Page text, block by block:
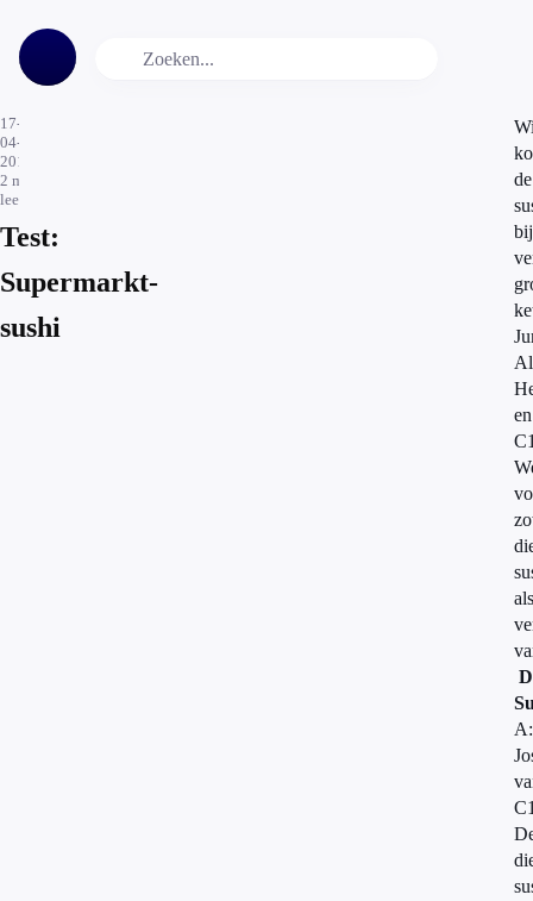
17-
04-
2012
2 min.
leestijd
Test:
Supermarkt-
sushi
de
bij
en
als
A: